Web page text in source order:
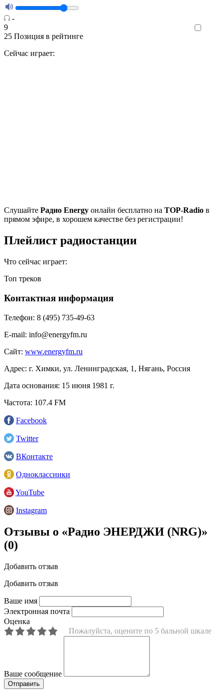
-
9
25 Позиция в рейтинге
Сейчас играет:
Cлушайте Радио Energy онлайн бесплатно на TOP-Radio в
прямом эфире, в хорошем качестве без регистрации!
Плейлист радиостанции
Что сейчас играет:
Топ треков
Контактная информация
Телефон: 8 (495) 735-49-63
E-mail: info@energyfm.ru
Сайт: www.energyfm.ru
Адрес: г. Химки, ул. Ленинградская, 1, Нягань, Россия
Дата основания: 15 июня 1981 г.
Частота: 107.4 FM
Facebook
Twitter
ВКонтакте
Одноклассники
YouTube
Instagram
Отзывы о «Радио ЭНЕРДЖИ (NRG)»
(0)
Добавить отзыв
Добавить отзыв
Ваше имя
Электронная почта
Оценка
Пожалуйста, оцените по 5 бальной шкале
Ваше сообщение